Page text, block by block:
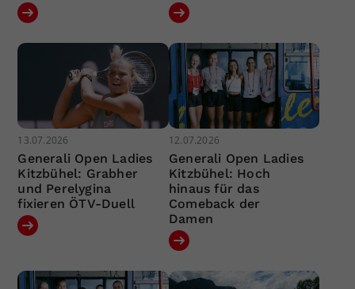
13.07.2026
Generali Open Ladies
Kitzbühel: Grabher
und Perelygina
fixieren ÖTV-Duell
12.07.2026
Generali Open Ladies
Kitzbühel: Hoch
hinaus für das
Comeback der
Damen